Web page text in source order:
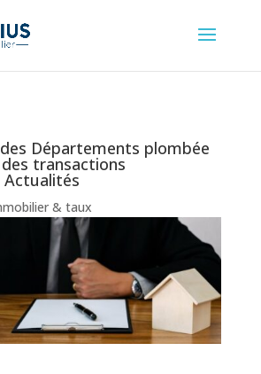
Départements plombée
transactions
Actualités
& taux